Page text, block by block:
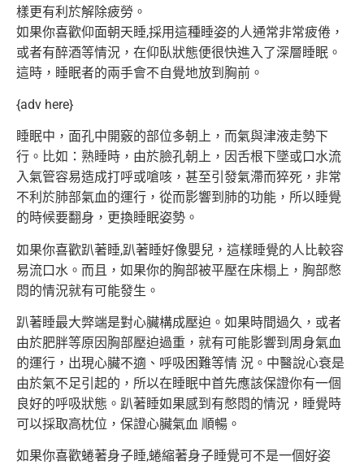
樣更有利於解除疲勞。
如果你喜歡仰面朝天睡,採用這種睡姿的人通常非常疲倦，
或者有醉酒等情況，在仰臥狀態便很快進入了深層睡眠。
這時，睡眠者的兩手會不自覺地放到胸前。
{adv here}
睡眠中，面孔中開竅的部位多朝上，而氣與津液走勢下
行。比如：熟睡時，由於臉孔朝上，因舌根下墜或口水流
入氣管容易造成打呼或嗆咳，甚至引發氣滯而猝死，非常
不利於肺部氣血的運行，從而影響到肺的功能，所以睡覺
的時候要翻身，更換睡眠姿勢。
如果你喜歡趴著睡,趴著睡好像嬰兒，這樣睡覺的人比較容
易流口水。而且，如果你的胸部被平壓在床榻上，胸部憋
悶的情況就有可能發生。
趴著睡最大弊端是對心臟構成壓迫。如果時間過久，或者
由於肥胖等原因胸部壓迫過重，就有可能影響到周身氣血
的運行，出現心臟不適、呼吸困難等情 況。中醫說心衰是
由於氣不足引起的，所以在睡眠中首先應該保證你有一個
良好的呼吸狀態。趴著睡如果感到有憋悶的情況，睡覺時
可以採取高枕位，保證心臟氣血 順暢。
如果你喜歡蜷著身子睡,蜷縮著身子睡覺可不是一個好姿